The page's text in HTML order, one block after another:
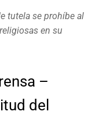
tutela se prohíbe al
en su
–
del